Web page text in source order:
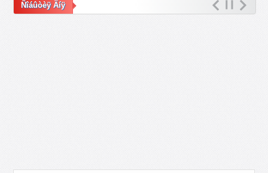
Ñîáûòèÿ Äíÿ